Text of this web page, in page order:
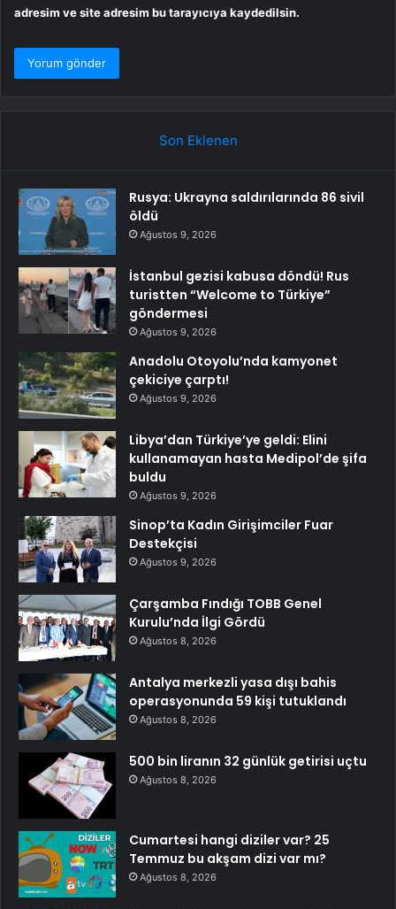
adresim ve site adresim bu tarayıcıya kaydedilsin.
Son Eklenen
Rusya: Ukrayna saldırılarında 86 sivil
öldü
Ağustos 9, 2026
İstanbul gezisi kabusa döndü! Rus
turistten “Welcome to Türkiye”
göndermesi
Ağustos 9, 2026
Anadolu Otoyolu’nda kamyonet
çekiciye çarptı!
Ağustos 9, 2026
Libya’dan Türkiye’ye geldi: Elini
kullanamayan hasta Medipol’de şifa
buldu
Ağustos 9, 2026
Sinop’ta Kadın Girişimciler Fuar
Destekçisi
Ağustos 9, 2026
Çarşamba Fındığı TOBB Genel
Kurulu’nda İlgi Gördü
Ağustos 8, 2026
Antalya merkezli yasa dışı bahis
operasyonunda 59 kişi tutuklandı
Ağustos 8, 2026
500 bin liranın 32 günlük getirisi uçtu
Ağustos 8, 2026
Cumartesi hangi diziler var? 25
Temmuz bu akşam dizi var mı?
Ağustos 8, 2026